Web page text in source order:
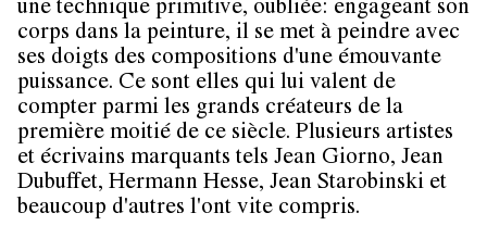
une technique primitive, oubliée: engageant son
corps dans la peinture, il se met à peindre avec
ses doigts des compositions d'une émouvante
puissance. Ce sont elles qui lui valent de
compter parmi les grands créateurs de la
première moitié de ce siècle. Plusieurs artistes
et écrivains marquants tels Jean Giorno, Jean
Dubuffet, Hermann Hesse, Jean Starobinski et
beaucoup d'autres l'ont vite compris.